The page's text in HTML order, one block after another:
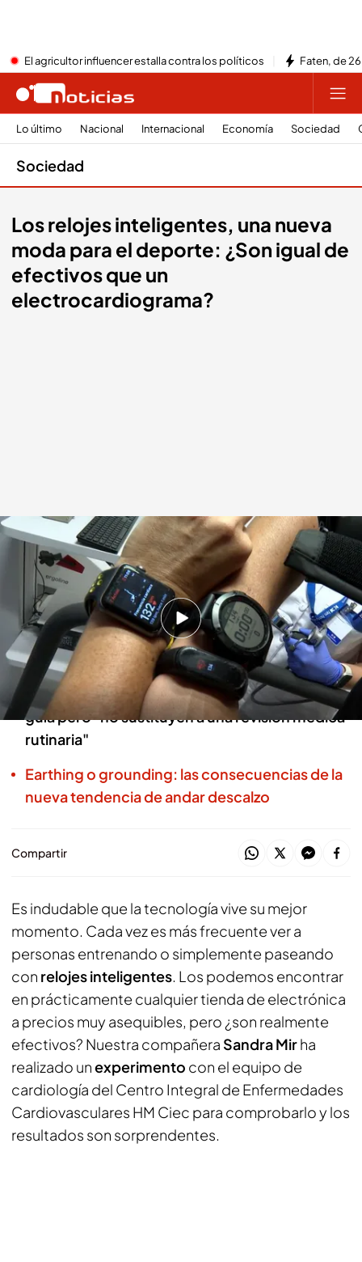
El agricultor influencer estalla contra los políticos Faten, de
Lo último Nacional Internacional Economía Sociedad
Sociedad
Los relojes inteligentes, una nueva
moda para el deporte: ¿Son igual de
efectivos que un
electrocardiograma?
Nuestra compañera experimenta la fiabilidad de estos dispositivos.
IMAGEN: Mariano Gutiérrez / Gabriel Pérez
Redacción digital Noticias Cuatro Sandra Mir
22 NOV 2024 - 20:33h.
Cuando se realiza ejercicio intenso la efectivad
de los relojes inteligentes baja
Los relojes inteligentes pueden servir como
guía pero "no sustituyen a una revisión médica
rutinaria"
Earthing o grounding: las consecuencias de la
nueva tendencia de andar descalzo
Compartir
Es indudable que la tecnología vive su mejor
momento. Cada vez es más frecuente ver a
personas entrenando o simplemente paseando
con relojes inteligentes. Los podemos encontrar
en prácticamente cualquier tienda de electrónica
a precios muy asequibles, pero ¿son realmente
efectivos? Nuestra compañera Sandra Mirha
realizado unexperimento con el equipo de
cardiología del Centro Integral de Enfermedades
Cardiovasculares HM Ciec para comprobarlo y los
resultados son sorprendentes.